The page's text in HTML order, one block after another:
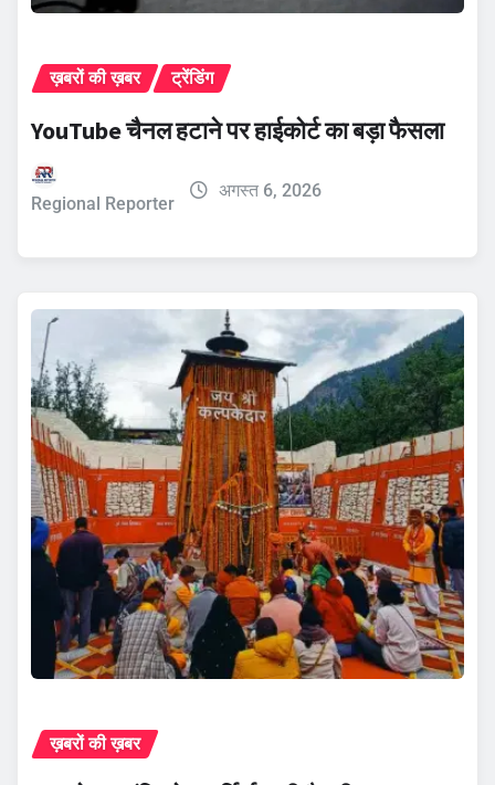
ख़बरों की ख़बर ट्रेंडिंग
YouTube चैनल हटाने पर हाईकोर्ट का बड़ा फैसला
Regional Reporter
अगस्त 6, 2026
ख़बरों की ख़बर